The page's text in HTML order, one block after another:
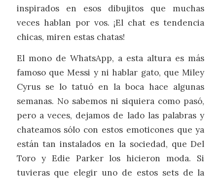
inspirados en esos dibujitos que muchas
veces hablan por vos. ¡El chat es tendencia
chicas, miren estas chatas!
El mono de WhatsApp, a esta altura es más
famoso que Messi y ni hablar gato, que Miley
Cyrus se lo tatuó en la boca hace algunas
semanas. No sabemos ni siquiera como pasó,
pero a veces, dejamos de lado las palabras y
chateamos sólo con estos emoticones que ya
están tan instalados en la sociedad, que Del
Toro y Edie Parker los hicieron moda. Si
tuvieras que elegir uno de estos sets de la